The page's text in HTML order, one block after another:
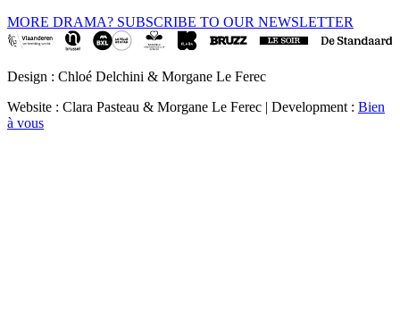
MORE DRAMA? SUBSCRIBE TO OUR NEWSLETTER
Design : Chloé Delchini & Morgane Le Ferec
Website : Clara Pasteau & Morgane Le Ferec | Development : Bien
à vous